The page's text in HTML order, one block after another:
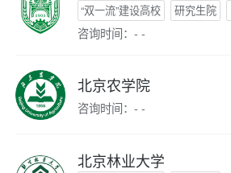
“双一流”建设高校 研究生院
咨询时间：- -
北京农学院
咨询时间：- -
北京林业大学